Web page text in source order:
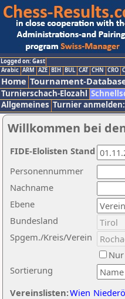
Logged on: Gast
Arabic ARM AZE BIH BUL CAT CHN CRO
Home Tournament-
Turnierschach-Elozahl
Allgemeines Turnier anmelden:
Willkommen bei
Nachname
Ebene
Sortierung
Personennummer
Bundesland
Spgem./Kreis/Verein
Vereinslisten:Wien
FIDE-Elolisten Stand